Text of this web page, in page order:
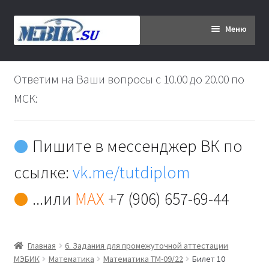
Перейти
к
Перейти
к
Меню
Главная
Дипломникам
Контакты
Ответим на Ваши вопросы с 10.00 до 20.00 по
МСК:
Пишите в мессенджер ВК по
ссылке:vk.me/tutdiplom
...или MAX +7 (906) 657-69-44
Главная
6. Задания для промежуточной аттестации
МЭБИК
Математика Математика ТМ-09/22
Билет 10